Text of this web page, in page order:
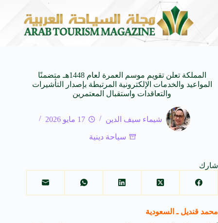
المزرعة إلى الفنجان 8 أغسطس 2026 سعيد منير.. صانع محتوى
المملكة تعلن تقويم موسم العمرة لعام 1448هـ متضمنًا
المواعيد والخدمات الإلكترونية المرتبطة بإصدار التأشيرات
والتعاقدات واستقبال المعتمرين
شيماء سيف الدين 17 مايو 2026
سياحة دينية
شارك
محمد قنديل ـ السعودية